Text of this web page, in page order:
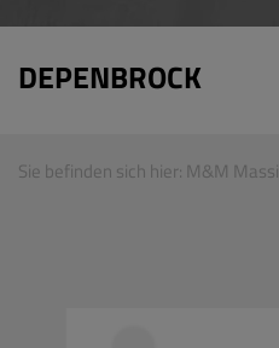
DEPENBROCK
Sie befinden sich hier: M&M